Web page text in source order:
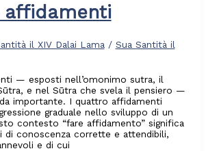
affidamenti
il XIV Dalai Lama/ Sua Santità il
— esposti nell’omonimo sutra, il
e nel Sūtra che svela il pensiero —
importante. I quattro affidamenti
graduale nello sviluppo di un
contesto “fare affidamento” significa
di conoscenza corrette e attendibili,
e di cui